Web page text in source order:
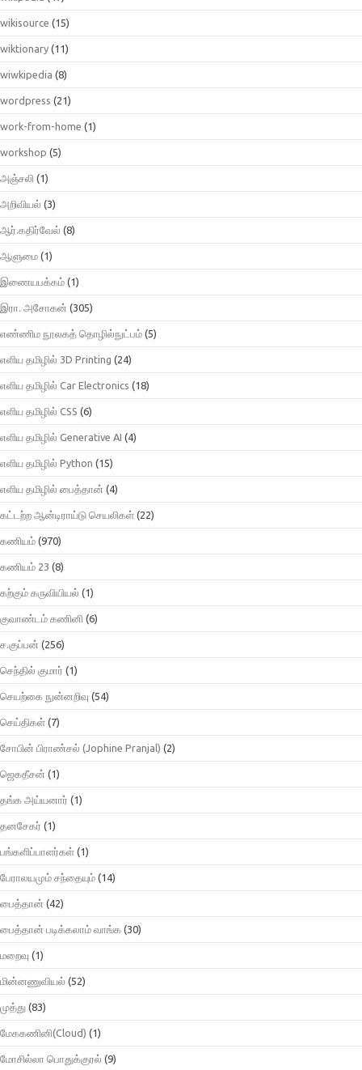
wikisource (15)
wiktionary (11)
wiwkipedia (8)
wordpress (21)
work-from-home (1)
workshop (5)
அஞ்சலி (1)
அறிவியல் (3)
ஆர்.கதிர்வேல் (8)
ஆளுமை (1)
இணையபக்கம் (1)
இரா. அசோகன் (305)
எண்ணிம நூலகத் தொழில்நுட்பம் (5)
எளிய தமிழில் 3D Printing (24)
எளிய தமிழில் Car Electronics (18)
எளிய தமிழில் CSS (6)
எளிய தமிழில் Generative AI (4)
எளிய தமிழில் Python (15)
எளிய தமிழில் பைத்தான் (4)
கட்டற்ற ஆன்டிராய்டு செயலிகள் (22)
கணியம் (970)
கணியம் 23 (8)
கற்கும் கருவியியல் (1)
குவாண்டம் கணினி (6)
ச.குப்பன் (256)
செந்தில் குமார் (1)
செயற்கை நுன்னறிவு (54)
செய்திகள் (7)
சோபின் பிராண்சல் (Jophine Pranjal) (2)
ஜெகதீசன் (1)
தங்க அய்யனார் (1)
தனசேகர் (1)
பங்களிப்பாளர்கள் (1)
பேராலயமும் சந்தையும் (14)
பைத்தான் (42)
பைத்தான் படிக்கலாம் வாங்க (30)
மறைவு (1)
மின்னணுவியல் (52)
முத்து (83)
மேககணினி(Cloud) (1)
மோசில்லா பொதுக்குரல் (9)